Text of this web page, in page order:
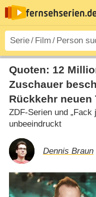
Quoten: 12
Zuschauer
Rückkehr neuen
ZDF-Serien und
unbeeindruckt
Dennis Braun